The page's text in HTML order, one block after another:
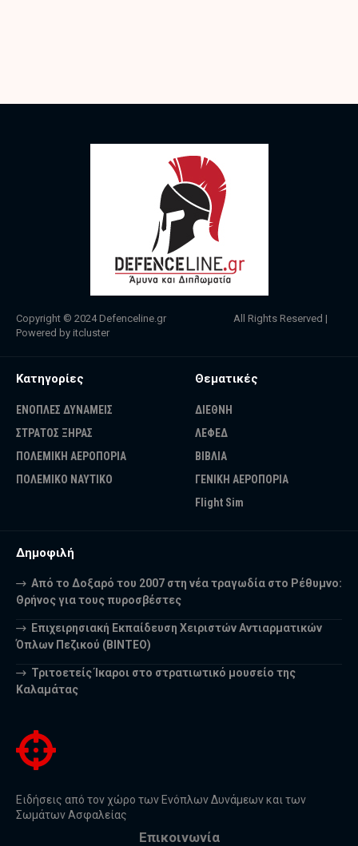
Copyright © 2024 Defenceline.gr All Rights Reserved |
Powered by itcluster
Κατηγορίες
ΕΝΟΠΛΕΣ ΔΥΝΑΜΕΙΣ
ΣΤΡΑΤΟΣ ΞΗΡΑΣ
ΠΟΛΕΜΙΚΗ ΑΕΡΟΠΟΡΙΑ
ΠΟΛΕΜΙΚΟ ΝΑΥΤΙΚΟ
Θεματικές
ΔΙΕΘΝΗ
ΛΕΦΕΔ
ΒΙΒΛΙΑ
ΓΕΝΙΚΗ ΑΕΡΟΠΟΡΙΑ
Flight Sim
Δημοφιλή
Από το Δοξαρό του 2007 στη νέα τραγωδία στο Ρέθυμνο:
Θρήνος για τους πυροσβέστες
Επιχειρησιακή Εκπαίδευση Χειριστών Αντιαρματικών
Όπλων Πεζικού (ΒΙΝΤΕΟ)
Τριτοετείς Ίκαροι στο στρατιωτικό μουσείο της
Καλαμάτας
Ειδήσεις από τον χώρο των Ενόπλων Δυνάμεων και των
Σωμάτων Ασφαλείας
Επικοινωνία